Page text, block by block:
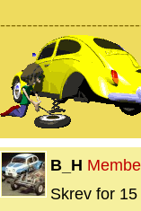
B_H
Skrev for